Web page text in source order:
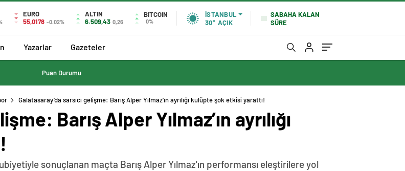
EURO
55,0178 -0.02%
ALTIN
6.509,43 0,26
BITCOIN
0%
İSTANBUL
30° AÇIK
SABAHA KALAN
SÜRE
Yazarlar Gazeteler
Puan Durumu
Galatasaray’da sarsıcı gelişme: Barış Alper Yılmaz’ın ayrılığı kulüpte şok etkisi yarattı!
Barış Alper Yılmaz’ın ayrılığı
sonuçlanan maçta Barış Alper Yılmaz'ın performansı eleştirilere yol